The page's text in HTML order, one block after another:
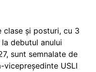
clase și posturi, cu 3
debutul anului
sunt semnalate de
vicepreședinte USLI